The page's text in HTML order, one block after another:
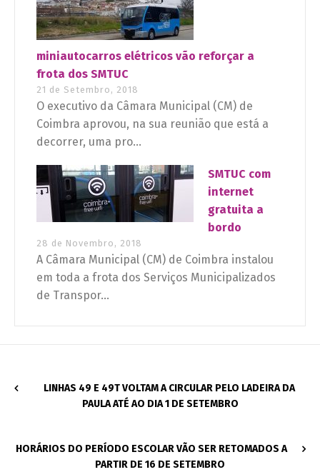
miniautocarros elétricos vão reforçar a
frota dos SMTUC
21 de Setembro, 2018
O executivo da Câmara Municipal (CM) de
Coimbra aprovou, na sua reunião que está a
decorrer, uma pro...
SMTUC com
internet
gratuita a
bordo
28 de Novembro, 2018
A Câmara Municipal (CM) de Coimbra instalou
em toda a frota dos Serviços Municipalizados
de Transpor...
LINHAS 49 E 49T VOLTAM A CIRCULAR PELO LADEIRA DA
PAULA ATÉ AO DIA 1 DE SETEMBRO
HORÁRIOS DO PERÍODO ESCOLAR VÃO SER RETOMADOS A
PARTIR DE 16 DE SETEMBRO